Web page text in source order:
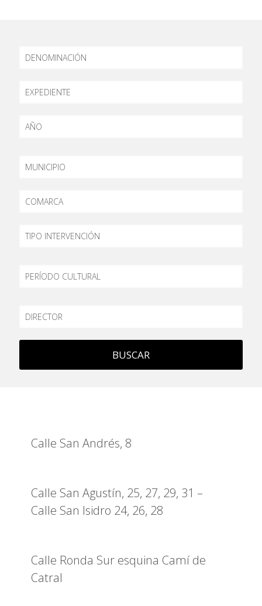
DENOMINACIÓN
EXPEDIENTE
AÑO
MUNICIPIO
COMARCA
TIPO
PERÍODO
DIRECTOR
BUSCAR
Calle San Andrés, 8
Calle San Agustín, 25, 27, 29, 31 –
Calle San Isidro 24, 26, 28
Calle Ronda Sur esquina Camí de
Catral